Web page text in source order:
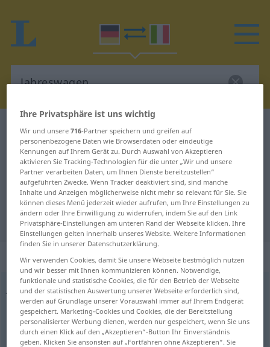
Deutsch-Italienisch Wörterbuch Jahreswagen
Deutsch-Italienisch Übersetzung
für "Jahreswagen"
"Jahreswagen" Italienisch
Übersetzung
„Jahreswagen“: Maskulinum
Jahreswagenm <-s;Jahreswagen>
Übersicht aller Übersetzungen
(Für mehr Details die Übersetzung anklicken/antippen)
Ihre Privatsphäre ist uns wichtig
Wir und unsere716-Partner speichern und greifen auf
personenbezogene Daten wie Browserdaten oder eindeutige
Kennungen auf Ihrem Gerät zu. Durch Auswahl von Akzeptieren
aktivieren Sie Tracking-Technologien für die unter „Wir und unsere
Partner verarbeiten Daten, um Ihnen Dienste bereitzustellen“
aufgeführten Zwecke. Wenn Tracker deaktiviert sind, sind manche
Inhalte und Anzeigen möglicherweise nicht mehr so relevant für Sie. Sie
können dieses Menü jederzeit wieder aufrufen, um Ihre Einstellungen zu
ändern oder Ihre Einwilligung zu widerrufen, indem Sie auf den Link
Privatsphäre-Einstellungen am unteren Rand der Webseite klicken. Ihre
Einstellungen gelten innerhalb unseres Website. Weitere Informationen
finden Sie in unserer Datenschutzerklärung.
Wir verwenden Cookies, damit Sie unsere Webseite bestmöglich nutzen
und wir besser mit Ihnen kommunizieren können. Notwendige,
funktionale und statistische Cookies, die für den Betrieb der Webseite
und der statistischen Auswertung unserer Webseite erforderlich sind,
werden auf Grundlage unserer Vorauswahl immer auf Ihrem Endgerät
gespeichert. Marketing-Cookies und Cookies, die der Bereitstellung
personalisierter Werbung dienen, werden nur gespeichert, wenn Sie uns
durch einen Klick auf den „Akzeptieren“-Button Ihr Einverständnis
geben. Klicken Sie ansonsten auf „Fortfahren ohne Akzeptieren“. Sie